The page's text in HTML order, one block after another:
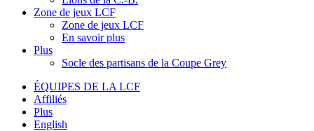
Zone de jeux LCF
Zone de jeux LCF
En savoir plus
Plus
Socle des partisans de la Coupe Grey
ÉQUIPES DE LA LCF
Affiliés
Plus
English